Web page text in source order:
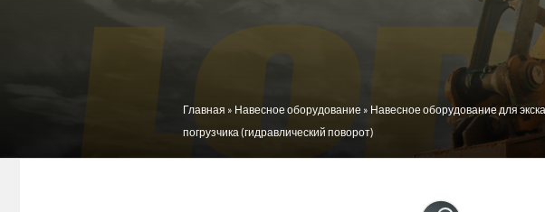
Вы здесь
Главная » Навесное оборудование » Навесное оборудование для
погрузчика (гидравлический поворот)